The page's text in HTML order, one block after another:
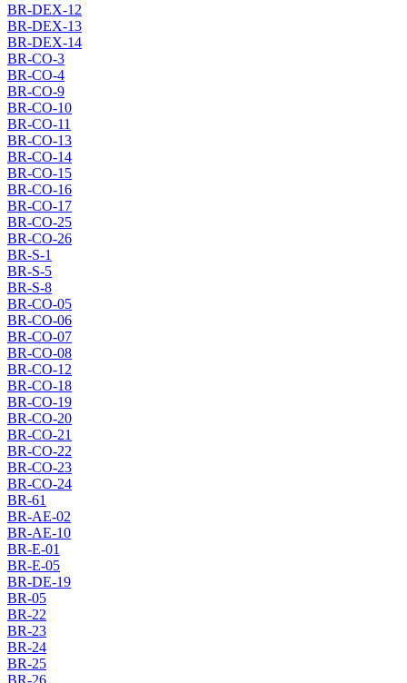
BR-DEX-12
BR-DEX-13
BR-DEX-14
BR-CO-3
BR-CO-4
BR-CO-9
BR-CO-10
BR-CO-11
BR-CO-13
BR-CO-14
BR-CO-15
BR-CO-16
BR-CO-17
BR-CO-25
BR-CO-26
BR-S-1
BR-S-5
BR-S-8
BR-CO-05
BR-CO-06
BR-CO-07
BR-CO-08
BR-CO-12
BR-CO-18
BR-CO-19
BR-CO-20
BR-CO-21
BR-CO-22
BR-CO-23
BR-CO-24
BR-61
BR-AE-02
BR-AE-10
BR-E-01
BR-E-05
BR-DE-19
BR-05
BR-22
BR-23
BR-24
BR-25
BR-26